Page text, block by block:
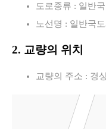
도로종류 : 일반
노선명 : 일반국
2. 교량의 위치
교량의 주소 : 경